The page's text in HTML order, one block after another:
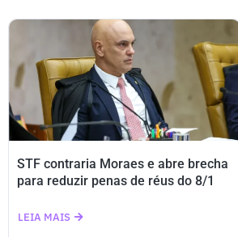
STF contraria Moraes e abre brecha
para reduzir penas de réus do 8/1
LEIA MAIS